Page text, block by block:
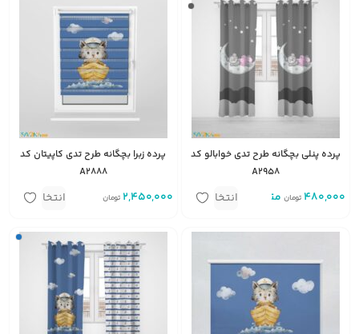
پرده پنلی بچگانه طرح تدی خوابالو کد
A2958
480,000 تومان متر
انتخاب
پرده زبرا بچگانه طرح تدی کاپیتان کد
A2888
2,450,000 تومان متر مربعانتخاب